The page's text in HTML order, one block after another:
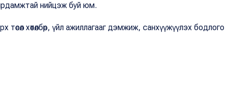
нийцэж буй юм.
хөтөлбөр, үйл ажиллагааг дэмжиж, санхүүжүүлэх бодлого